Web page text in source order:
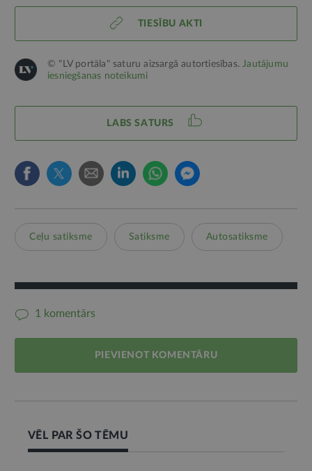
TIESĪBU AKTI
© "LV portāla" saturu aizsargā autortiesības.Jautājumu
iesniegšanas noteikumi
LABS SATURS
Ceļu satiksme Satiksme Autosatiksme
1 komentārs
PIEVIENOT KOMENTĀRU
VĒL PAR ŠO TĒMU